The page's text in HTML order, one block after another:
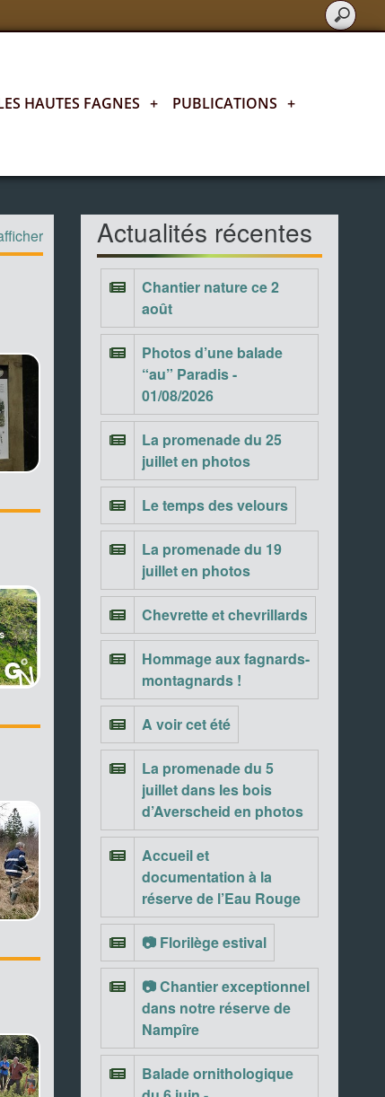
HAUTES FAGNES + PUBLICATIONS +
Actualités récentes
Chantier nature ce 2
août
Photos d’une balade
“au” Paradis -
01/08/2026
La promenade du 25
juillet en photos
Le temps des velours
La promenade du 19
juillet en photos
Chevrette et chevrillards
Hommage aux fagnards-
montagnards !
A voir cet été
La promenade du 5
juillet dans les bois
d’Averscheid en photos
Accueil et
documentation à la
réserve de l’Eau Rouge
📷 Florilège estival
📷 Chantier exceptionnel
dans notre réserve de
Nampîre
Balade ornithologique